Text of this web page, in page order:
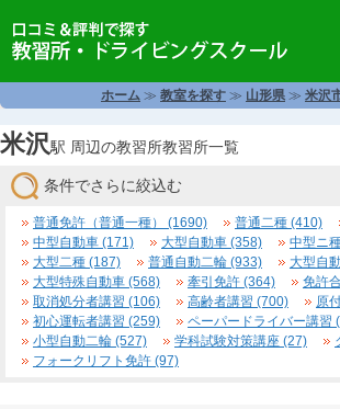
ホーム ≫ 教室を探す ≫ 山形県 ≫ 米沢
米沢駅 周辺の教習所教習所一覧
条件でさらに絞込む
普通免許（普通一種） (1690) 普通二種 (410)
中型自動車 (171)
大型自動車 (358)
中型ニ
大型二種 (187)
普通自動二輪 (933)
大型自
大型特殊自動車 (568)
牽引免許 (364)
免許
取消処分者講習 (106)
高齢者講習 (700)
原
初心運転者講習 (259)
ペーパードライバー講習
小型自動二輪 (527)
学科試験対策講座 (27)
フォークリフト免許 (97)